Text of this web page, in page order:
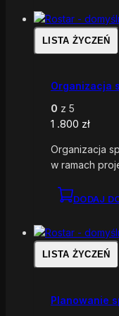
LISTA ŻYCZEŃ
Organizacja
0 z 5
1 .800 zł
Organizacja
w ramach
DODAJ
LISTA ŻYCZEŃ
Planowanie